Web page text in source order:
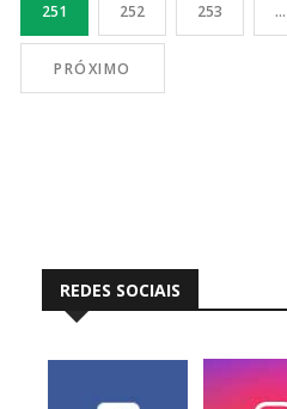
251 252 253 …
PRÓXIMO
REDES SOCIAIS